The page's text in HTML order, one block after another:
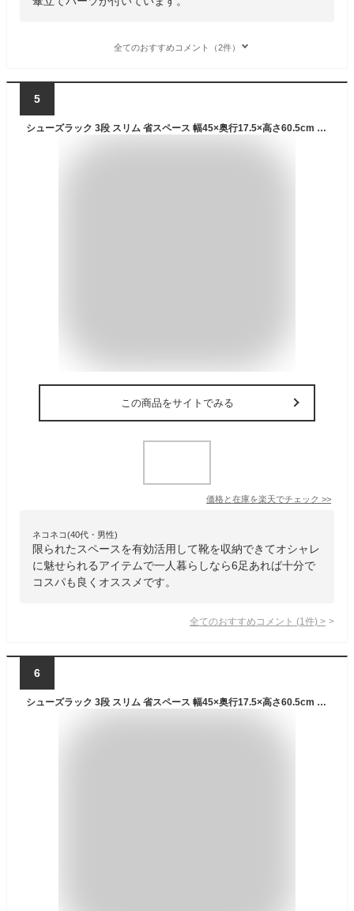
全てのおすすめコメント（2件）
5
シューズラック 3段 スリム 省スペース 幅45×奥行17.5×高さ60.5cm （ シューズスタンド 6足 靴収納 玄関 下駄箱 靴 収納 ラック 簡単 組み立て 玄関収納 シューズ シューズボックス 継ぎ足し可能 ）
この商品をサイトでみる
価格と在庫を楽天でチェック >>
ネコネコ(40代・男性)
限られたスペースを有効活用して靴を収納できてオシャレ
に魅せられるアイテムで一人暮らしなら6足あれば十分で
コスパも良くオススメです。
全てのおすすめコメント (1 件) >
6
シューズラック 3段 スリム 省スペース 幅45×奥行17.5×高さ60.5cm （ シューズスタンド 6足 靴収納 玄関 下駄箱 靴 収納 ラック 簡単 組み立て 玄関収納 シューズ シューズボックス 継ぎ足し可能 ）【39ショップ】